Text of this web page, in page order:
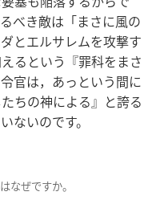
べき敵は「まさに風の
とエルサレムを攻撃す
るという『罪科をまさ
官は，あっという間に
ちの神による』と誇る
ないのです。
なぜですか。